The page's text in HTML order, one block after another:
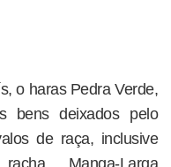
o haras Pedra Verde,
bens deixados pelo
de raça, inclusive
Manga-Larga